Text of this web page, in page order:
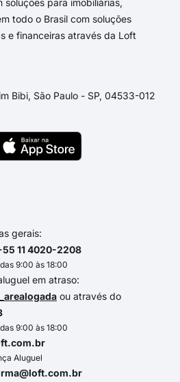
para imobiliárias,
todo o Brasil com soluções
e financeiras através da Loft
Bibi, São Paulo - SP, 04533-012
gerais:
11 4020-2208
9:00 às 18:00
em atraso:
ou através do
9:00 às 18:00
Aluguel